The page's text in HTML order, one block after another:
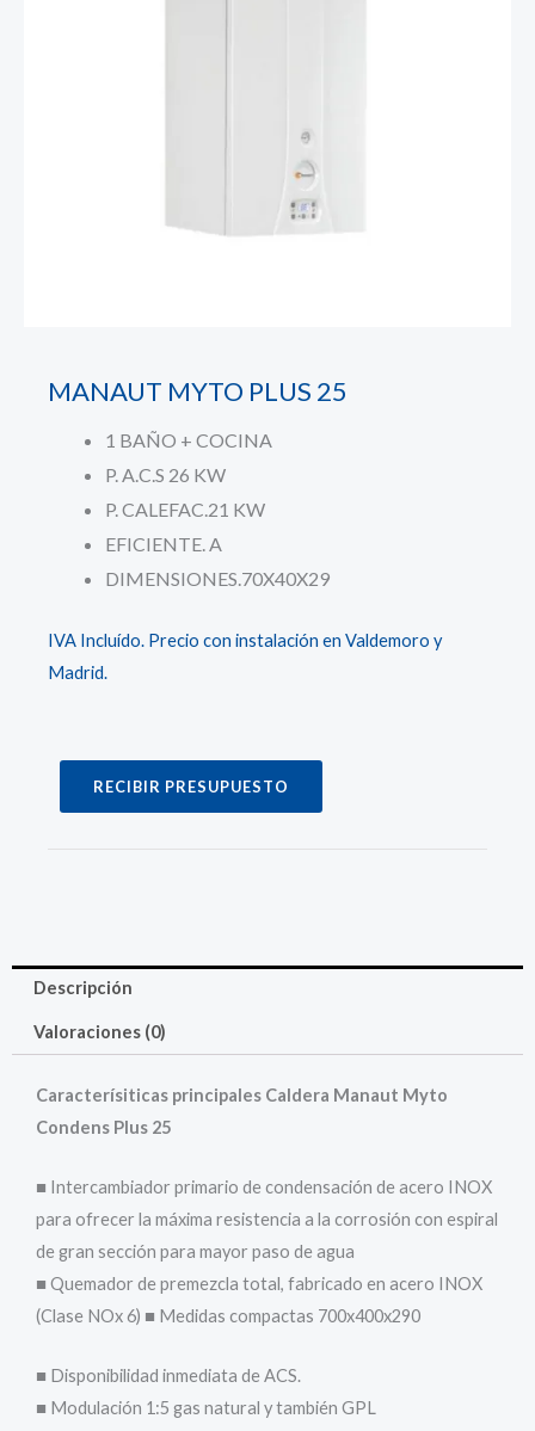
MANAUT MYTO PLUS 25
1 BAÑO + COCINA
P. A.C.S 26 KW
P. CALEFAC.21 KW
EFICIENTE. A
DIMENSIONES.70X40X29
IVA Incluído. Precio con instalación en Valdemoro y
Madrid.
RECIBIR PRESUPUESTO
Descripción
Valoraciones (0)
Caracterísiticas principales Caldera Manaut Myto
Condens Plus 25
■ Intercambiador primario de condensación de acero INOX
para ofrecer la máxima resistencia a la corrosión con espiral
de gran sección para mayor paso de agua
■ Quemador de premezcla total, fabricado en acero INOX
(Clase NOx 6) ■ Medidas compactas 700x400x290
■ Disponibilidad inmediata de ACS.
■ Modulación 1:5 gas natural y también GPL